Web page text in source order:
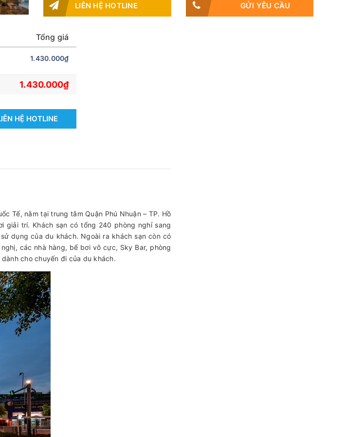
LIÊN HỆ HOTLINE GỬI YÊU CẦU
Tổng giá
1.430.000₫
1.430.000₫
HỆ HOTLINE
Tế, nằm tại trung tâm Quận Phú Nhuận – TP. Hồ
giải trí. Khách sạn có tổng 240 phòng nghỉ sang
dụng của du khách. Ngoài ra khách sạn còn có
các nhà hàng, bể bơi vô cực, Sky Bar, phòng
cho chuyến đi của du khách.